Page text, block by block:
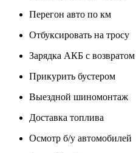
Перегон авто по км
Отбуксировать на тросу
Зарядка АКБ с возвратом
Прикурить бустером
Выездной шиномонтаж
Доставка топлива
Осмотр б/у автомобилей